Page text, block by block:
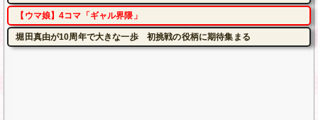
【ウマ娘】4コマ「ギャル界隈」
堀田真由が10周年で大きな一歩 初挑戦の役柄に期待集まる